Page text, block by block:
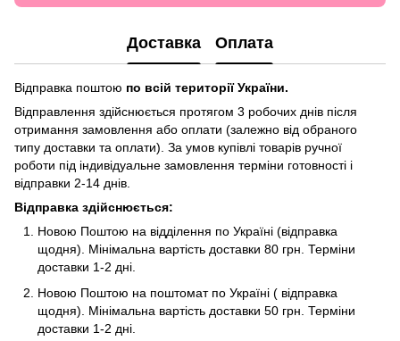
Доставка Оплата
Відправка поштою по всій території України.
Відправлення здійснюється протягом 3 робочих днів після
отримання замовлення або оплати (залежно від обраного
типу доставки та оплати). За умов купівлі товарів ручної
роботи під індивідуальне замовлення терміни готовності і
відправки 2-14 днів.
Відправка здійснюється:
Новою Поштою на відділення по Україні (відправка
щодня). Мінімальна вартість доставки 80 грн. Терміни
доставки 1-2 дні.
Новою Поштою на поштомат по Україні ( відправка
щодня). Мінімальна вартість доставки 50 грн. Терміни
доставки 1-2 дні.